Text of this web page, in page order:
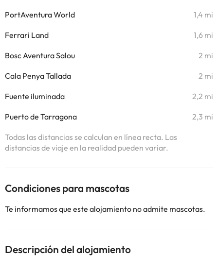
PortAventura World 1,4 mi
Ferrari Land 1,6 mi
Bosc Aventura Salou 2 mi
Cala Penya Tallada 2 mi
Fuente iluminada 2,2 mi
Puerto de Tarragona 2,3 mi
Todas las distancias se calculan en línea recta. Las
distancias de viaje en la realidad pueden variar.
Condiciones para mascotas
Te informamos que este alojamiento no admite mascotas.
Descripción del alojamiento